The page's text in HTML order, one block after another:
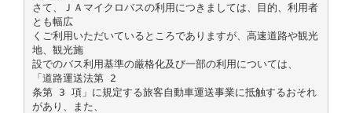
さて、ＪＡマイクロバスの利用につきましては、目的、利用者
とも幅広
くご利用いただいているところでありますが、高速道路や観光
地、観光施
設でのバス利用基準の厳格化及び一部の利用については、
「道路運送法第 2
条第 3 項」に規定する旅客自動車運送事業に抵触するおそれ
があり、また、